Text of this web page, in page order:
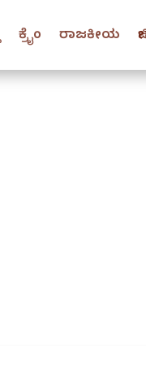
ಕ್ರೈಂ ರಾಜಕೀಯ